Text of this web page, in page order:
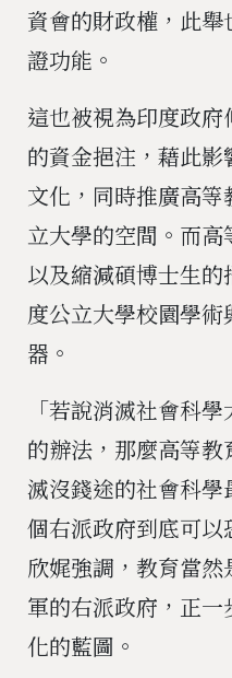
資會的財政權，此
證功能。
這也被視為印度政
的資金挹注，藉此
文化，同時推廣高
立大學的空間。而
以及縮減碩博士生
度公立大學校園學
器。
「若說消滅社會科
的辦法，那麼高等
滅沒錢途的社會科
個右派政府到底可
欣娓強調，教育當
軍的右派政府，正
化的藍圖。